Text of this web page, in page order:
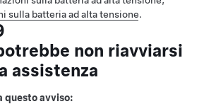
sulla batteria ad alta tensione.
non riavviarsi
assistenza
questo avviso: